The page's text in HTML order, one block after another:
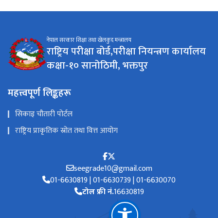
राष्ट्रिय परीक्षा बोर्ड,परीक्षा नियन्त्रण कार्यालय
कक्षा-१० सानोठिमी, भक्तपुर
महत्त्वपूर्ण लिङ्कहरू
सिकाइ चौतारी पोर्टल
राष्ट्रिय प्राकृतिक स्रोत तथा वित्त आयोग
seegrade10@gmail.com
01-6630819 | 01-6630739 | 01-6630070
टोल फ्री नं.16630819